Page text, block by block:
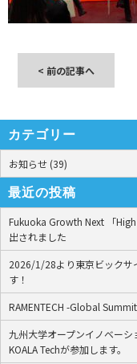
< 前の記事へ
カテゴリー
お知らせ (39)
最近の投稿
Fukuoka Growth Next 「
出されました
2026/1/28より東京ビックサ
す！
RAMENTECH -Global
九州大学オープンイノベー
KOALA Techが参加します。